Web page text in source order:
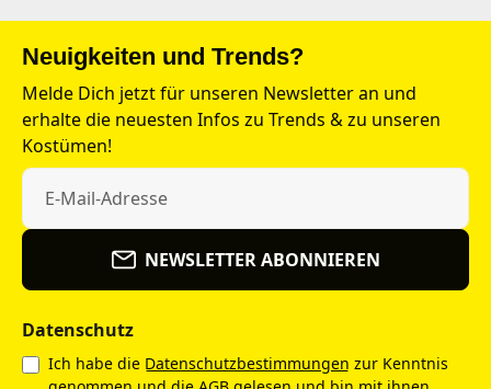
Neuigkeiten und Trends?
Melde Dich jetzt für unseren Newsletter an und
erhalte die neuesten Infos zu Trends & zu unseren
Kostümen!
NEWSLETTER ABONNIEREN
Datenschutz
Ich habe die Datenschutzbestimmungen zur Kenntnis